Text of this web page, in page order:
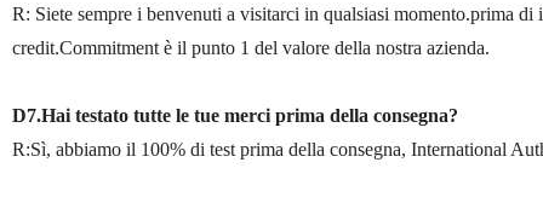
R: Siete sempre i benvenuti a visitarci in qualsiasi momento.prima
credit.Commitment è il punto 1 del valore della nostra azienda.
D7.Hai testato tutte le tue merci prima della consegna?
R:Sì, abbiamo il 100% di test prima della consegna, International